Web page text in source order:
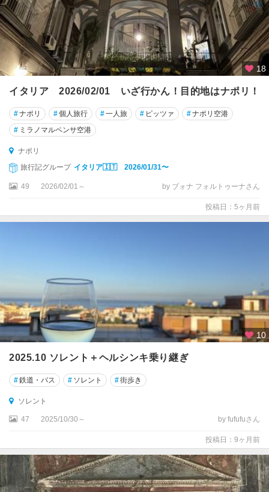
ル
ト
ー
ナ
サ
デ
ー
ニ
ャ
サ
レ
ャ
ー
ノ
ン
マ
ル
リ
タ
レ
18
イタリア 2026/02/01 いざ行かん！目的地はナポリ！
#ナポリ #個人旅行 #一人旅 # ピッツァ #ナポリ空港
# ミラノマルペンサ空港
ナポリ
旅行記グループ イタリア🇮🇹 2026/01/31〜
49 2026/02/01～ by ブォナ フォルトゥーナさん
投稿日：5ヶ月前
10
2025.10 ソレント＋ヘルシンキ乗り継ぎ
#鉄道・バス # ソレント #街歩き
ソレント
47 2025/10/30～ by fufufuさん
投稿日：9ヶ月前